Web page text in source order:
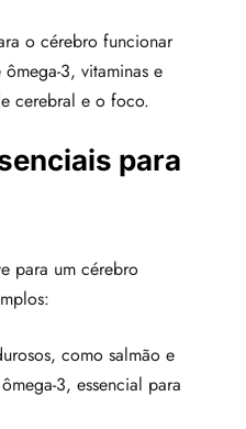
o cérebro funcionar
3, vitaminas e
cerebral e o foco.
para
para um cérebro
como salmão e
3, essencial para